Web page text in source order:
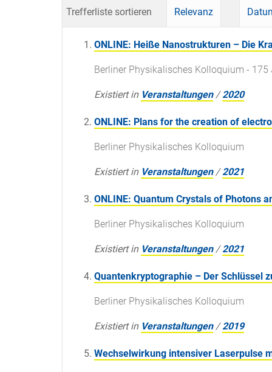
Trefferliste sortieren Relevanz
ONLINE: Heiße Nanostrukturen – Die
Berliner Physikalisches Kolloquium -
Existiert in Veranstaltungen /2020
ONLINE: Plans for the creation of
Berliner Physikalisches Kolloquium
Existiert in Veranstaltungen /2021
ONLINE: Quantum Crystals of Photons
Berliner Physikalisches Kolloquium
Existiert in Veranstaltungen /2021
Quantenkryptographie – Der Schlüssel
Berliner Physikalisches Kolloquium
Existiert in Veranstaltungen /2019
Wechselwirkung intensiver Laserpulse